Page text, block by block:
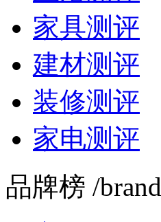
家具测评
建材测评
装修测评
家电测评
品牌榜 /brand